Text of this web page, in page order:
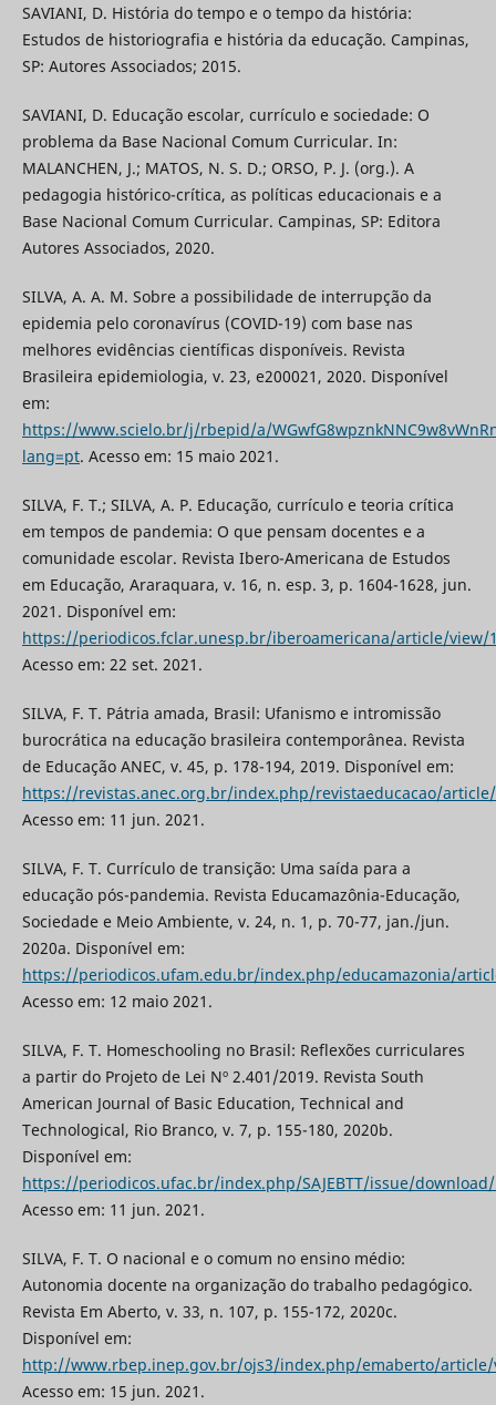
SAVIANI, D. História do tempo e o tempo da história:
Estudos de historiografia e história da educação. Campinas,
SP: Autores Associados; 2015.
SAVIANI, D. Educação escolar, currículo e sociedade: O
problema da Base Nacional Comum Curricular. In:
MALANCHEN, J.; MATOS, N. S. D.; ORSO, P. J. (org.). A
pedagogia histórico-crítica, as políticas educacionais e a
Base Nacional Comum Curricular. Campinas, SP: Editora
Autores Associados, 2020.
SILVA, A. A. M. Sobre a possibilidade de interrupção da
epidemia pelo coronavírus (COVID-19) com base nas
melhores evidências científicas disponíveis. Revista
Brasileira epidemiologia, v. 23, e200021, 2020. Disponível
em:
https://www.scielo.br/j/rbepid/a/
lang=pt. Acesso em: 15 maio 2021.
SILVA, F. T.; SILVA, A. P. Educação, currículo e teoria crítica
em tempos de pandemia: O que pensam docentes e a
comunidade escolar. Revista Ibero-Americana de Estudos
em Educação, Araraquara, v. 16, n. esp. 3, p. 1604-1628, jun.
2021. Disponível em:
https://periodicos.fclar.unesp.br/iberoamericana/article/view/
Acesso em: 22 set. 2021.
SILVA, F. T. Pátria amada, Brasil: Ufanismo e intromissão
burocrática na educação brasileira contemporânea. Revista
de Educação ANEC, v. 45, p. 178-194, 2019. Disponível em:
https://revistas.anec.org.br/index.php/revistaeducacao/
Acesso em: 11 jun. 2021.
SILVA, F. T. Currículo de transição: Uma saída para a
educação pós-pandemia. Revista Educamazônia-Educação,
Sociedade e Meio Ambiente, v. 24, n. 1, p. 70-77, jan./jun.
2020a. Disponível em:
https://periodicos.ufam.edu.br/index.php/educamazonia/
Acesso em: 12 maio 2021.
SILVA, F. T. Homeschooling no Brasil: Reflexões curriculares
a partir do Projeto de Lei Nº 2.401/2019. Revista South
American Journal of Basic Education, Technical and
Technological, Rio Branco, v. 7, p. 155-180, 2020b.
Disponível em:
https://periodicos.ufac.br/index.php/SAJEBTT/issue/
Acesso em: 11 jun. 2021.
SILVA, F. T. O nacional e o comum no ensino médio:
Autonomia docente na organização do trabalho pedagógico.
Revista Em Aberto, v. 33, n. 107, p. 155-172, 2020c.
Disponível em:
http://www.rbep.inep.gov.br/ojs3/index.php/emaberto/article/
Acesso em: 15 jun. 2021.